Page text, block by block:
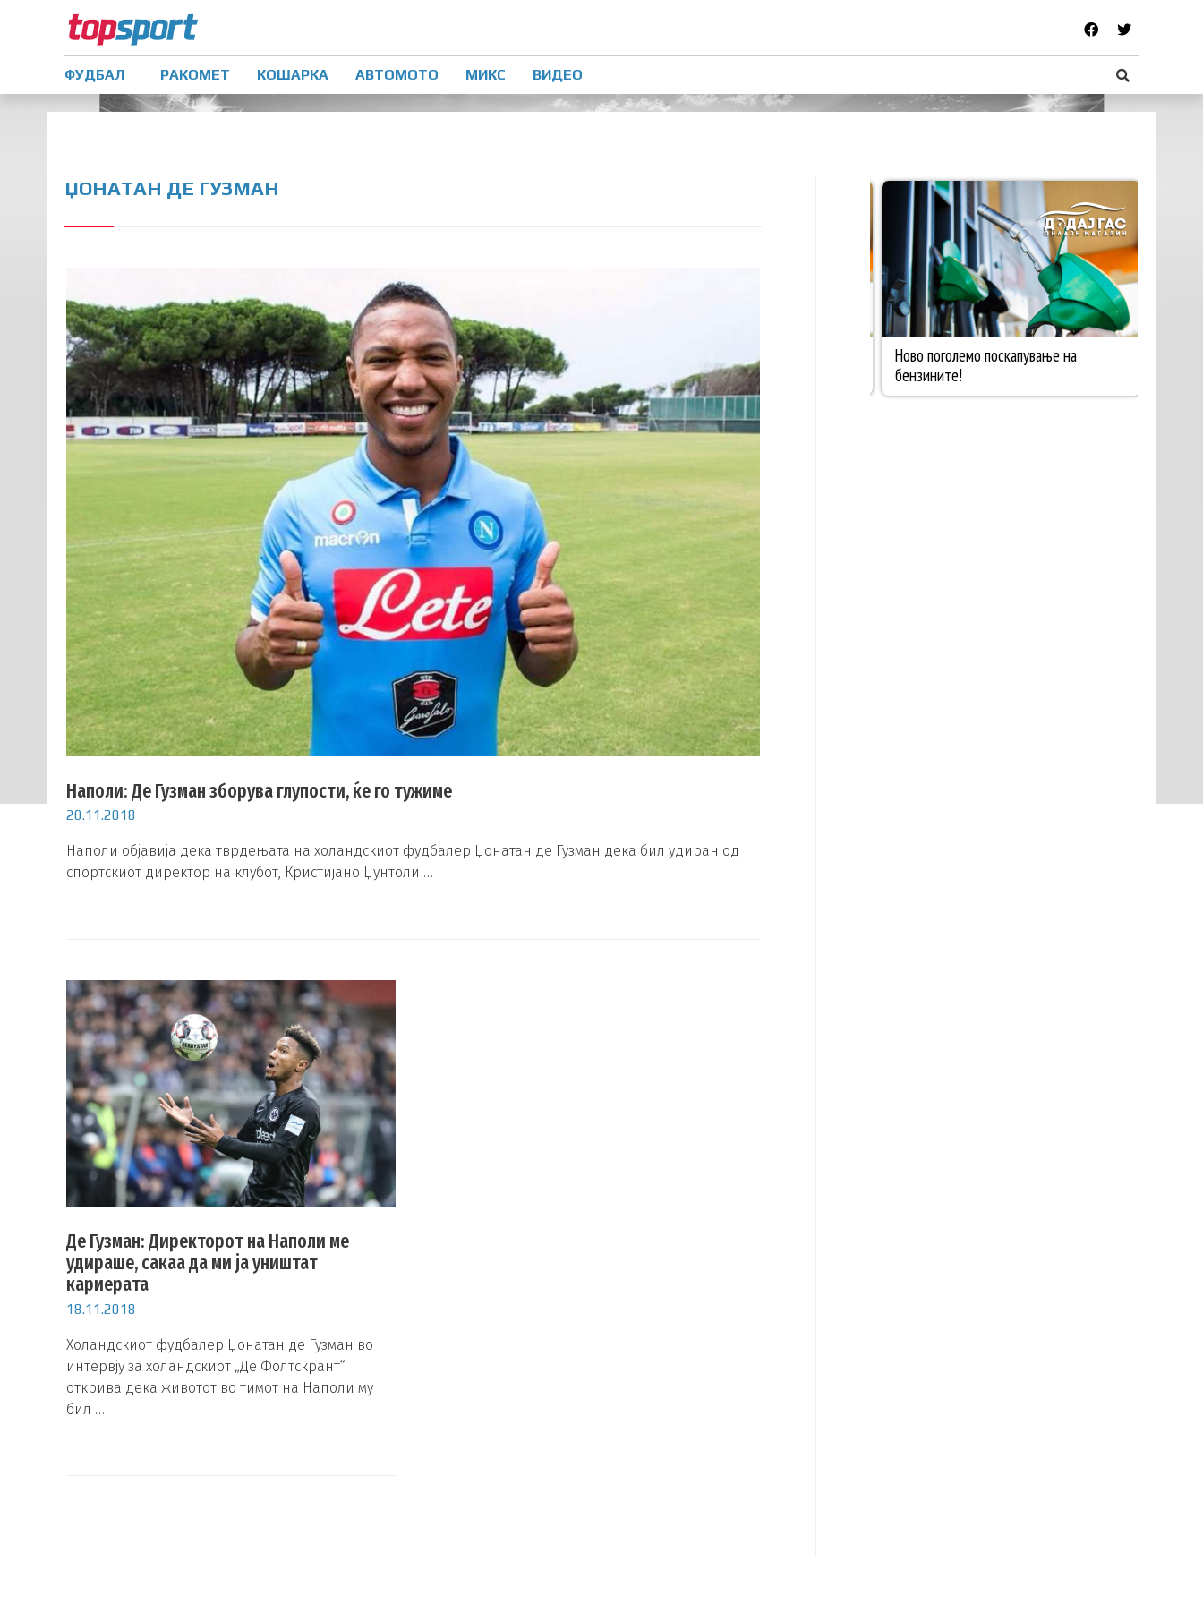
ФУДБАЛ РАКОМЕТ КОШАРКА АВТОМОТО МИКС ВИДЕО
ЏОНАТАН ДЕ ГУЗМАН
Наполи: Де Гузман зборува глупости, ќе го тужиме
20.11.2018
Наполи објавија дека тврдењата на холандскиот фудбалер Џонатан де Гузман дека бил удиран од
спортскиот директор на клубот, Кристијано Џунтоли …
Де Гузман: Директорот на Наполи ме
удираше, сакаа да ми ја уништат
кариерата
18.11.2018
Холандскиот фудбалер Џонатан де Гузман во
интервју за холандскиот „Де Фолтскрант“
открива дека животот во тимот на Наполи му
бил …